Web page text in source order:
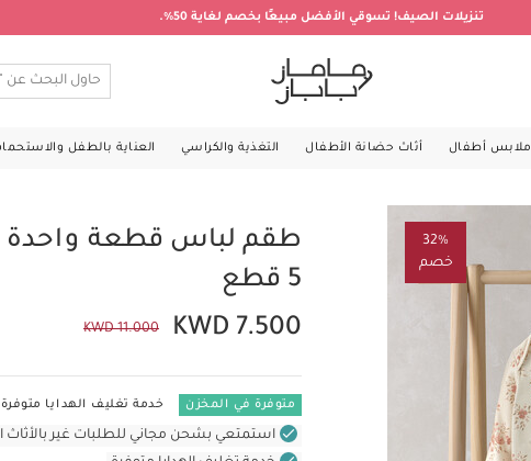
تنزيلات الصيف! تسوقي الأفضل مبيعًا بخصم لغاية 50%.
ملابس أطفال أثاث حضانة الأطفال التغذية والكراسي العناية بالطفل
32%
خصم
طقم لباس قطعة واحدة
5 قطع
KWD 7.500
KWD 11.000
متوفرة في المخزن خدمة تغليف الهدايا متوفرة
استمتعي بشحن مجاني للطلبات غير بالأثاث التي